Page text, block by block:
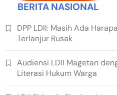
BERITA NASIONAL
DPP LDII: Masih Ada
Terlanjur Rusak
Audiensi LDII Magetan
Literasi Hukum Warga